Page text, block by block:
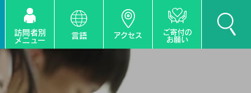
訪問者別
メニュー
言語 アクセス
ご寄付の
お願い